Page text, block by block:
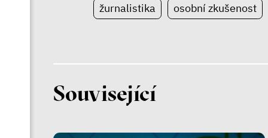
žurnalistika osobní zkušenost
Související